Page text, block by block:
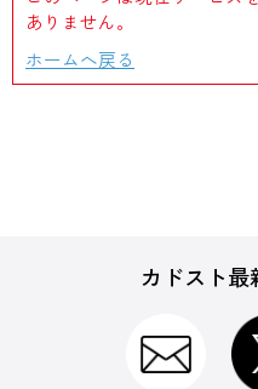
ありません。
ホームへ戻る
カドスト最